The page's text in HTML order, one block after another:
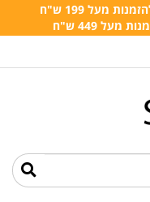
מעל 199 ש"ח
449 ש"ח